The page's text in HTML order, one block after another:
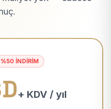
%50 İNDİRİM
+ KDV / yıl